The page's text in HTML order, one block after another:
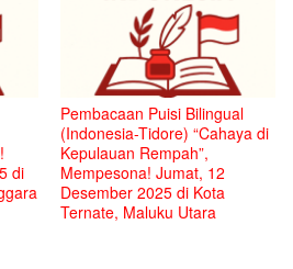
di
Pembacaan Puisi Bilingual
(Indonesia-Tidore) “Cahaya di
Kepulauan Rempah”,
Mempesona! Jumat, 12
Desember 2025 di Kota
Ternate, Maluku Utara